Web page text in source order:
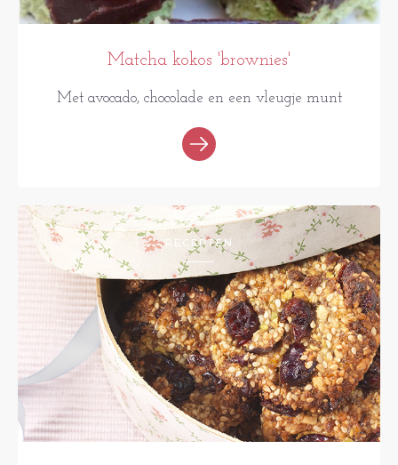
Matcha kokos 'brownies'
Met avocado, chocolade en een vleugje munt
RECEPTEN